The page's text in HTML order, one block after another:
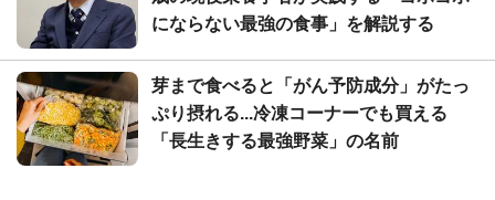
にならない最強の食事」を解説する
芽まで食べると「がん予防成分」がたっ
ぷり摂れる...冷凍コーナーでも買える
「長生きする最強野菜」の名前